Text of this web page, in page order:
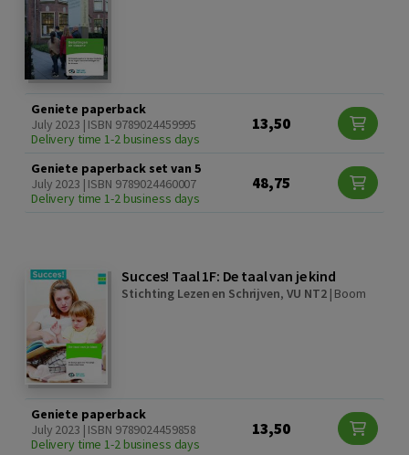
Geniete paperback
July 2023 | ISBN 9789024459995
Delivery time 1-2 business days
13,50
Geniete paperback set van 5
July 2023 | ISBN 9789024460007
Delivery time 1-2 business days
48,75
Succes! Taal 1F: De taal van je kind
Stichting Lezen en Schrijven, VU NT2| Boom
Geniete paperback
July 2023 | ISBN 9789024459858
Delivery time 1-2 business days
13,50